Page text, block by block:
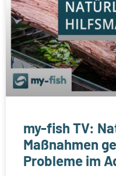
my-fish TV:
Maßnahmen
Probleme im